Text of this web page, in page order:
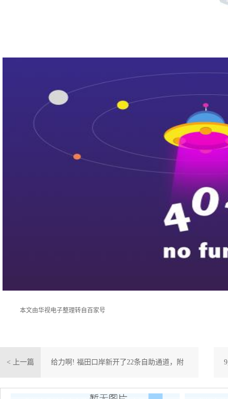
本文由华视电子整理转自百家号
< 上一篇 给力啊! 福田口岸新开了22条自助通道，附
港澳通行证签注地址大全